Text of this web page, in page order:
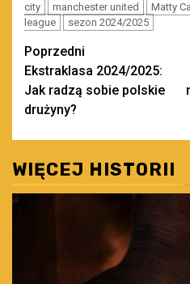
city
manchester united Matty
league
sezon 2024/2025
Zobacz
wpisy
Poprzedni
Ekstraklasa 2024/2025:
Jak radzą sobie polskie
drużyny?
WIĘCEJ HISTORII